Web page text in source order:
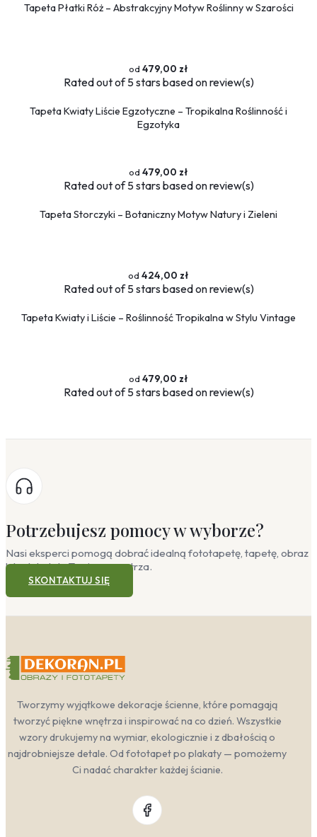
Tapeta Płatki Róż – Abstrakcyjny Motyw Roślinny w Szarości
479,00 zł
Ratedout of 5 stars based onreview(s)
Tapeta Kwiaty Liście Egzotyczne – Tropikalna Roślinność i
Egzotyka
479,00 zł
Ratedout of 5 stars based onreview(s)
Tapeta Storczyki – Botaniczny Motyw Natury i Zieleni
424,00 zł
Ratedout of 5 stars based onreview(s)
Tapeta Kwiaty i Liście – Roślinność Tropikalna w Stylu Vintage
479,00 zł
Ratedout of 5 stars based onreview(s)
Potrzebujesz pomocy w wyborze?
Nasi eksperci pomogą dobrać idealną fototapetę, tapetę, obraz
lub plakat do Twojego wnętrza.
SKONTAKTUJ SIĘ
Tworzymy wyjątkowe dekoracje ścienne, które pomagają
tworzyć piękne wnętrza i inspirować na co dzień. Wszystkie
wzory drukujemy na wymiar, ekologicznie i z dbałością o
najdrobniejsze detale. Od fototapet po plakaty — pomożemy
Ci nadać charakter każdej ścianie.